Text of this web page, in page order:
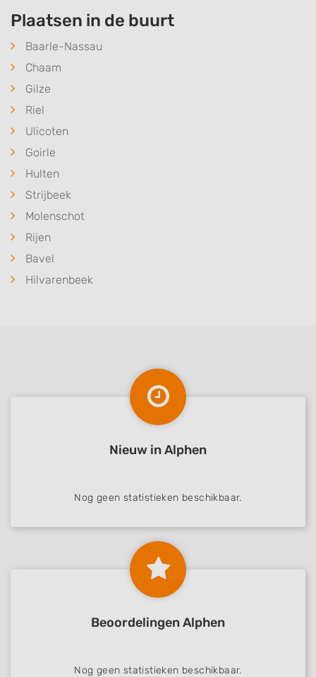
Plaatsen in de buurt
Baarle-Nassau
Chaam
Gilze
Riel
Ulicoten
Goirle
Hulten
Strijbeek
Molenschot
Rijen
Bavel
Hilvarenbeek
Nieuw in Alphen
Nog geen statistieken beschikbaar.
Beoordelingen Alphen
Nog geen statistieken beschikbaar.